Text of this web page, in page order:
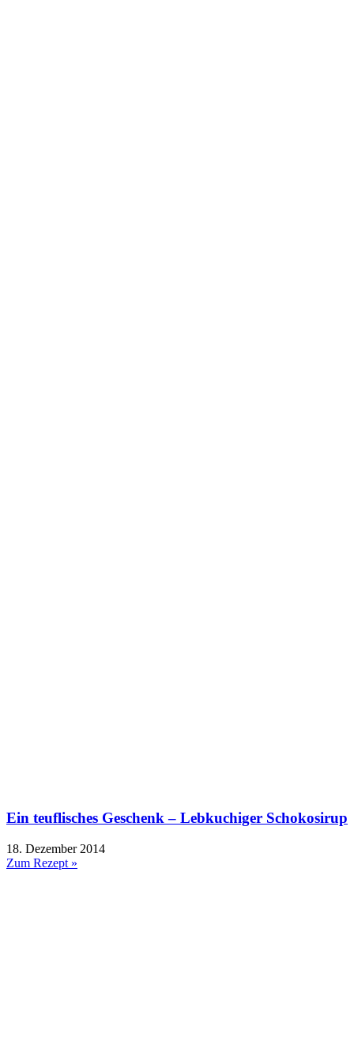
Ein teuflisches Geschenk – Lebkuchiger Schokosirup
18. Dezember 2014
Zum Rezept »